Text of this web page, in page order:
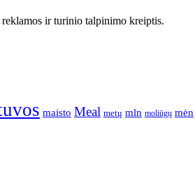
ir turinio talpinimo kreiptis.
maisto Meal metų mln moliūgų mėn